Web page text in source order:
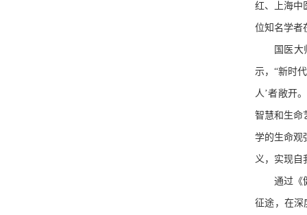
红、上海中
位知名学者
国医
示，“新时
人’者敞开
智慧和生命
学的生命观
义，实现自
通过《
征途，在深